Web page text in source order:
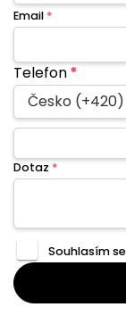
Email *
Telefon*
Česko (+420)
Dotaz *
Souhlasím